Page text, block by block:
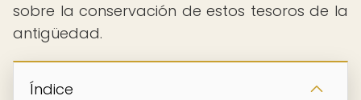
sobre la conservación de estos tesoros de la
antigüedad.
Índice